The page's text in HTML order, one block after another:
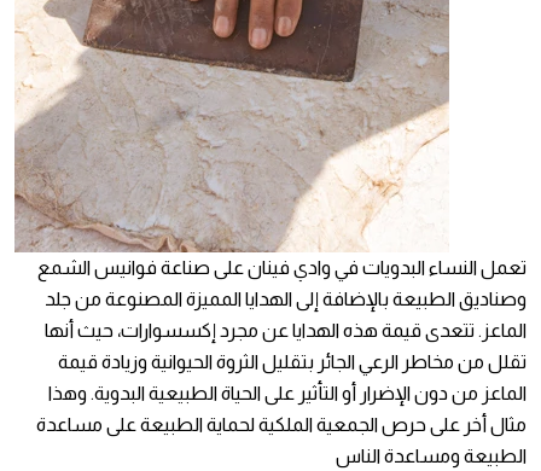
تعمل النساء البدويات في وادي فينان على صناعة فوانيس الشمع
وصناديق الطبيعة بالإضافة إلى الهدايا المميزة المصنوعة من جلد
الماعز. تتعدى قيمة هذه الهدايا عن مجرد إكسسوارات، حيث أنها
تقلل من مخاطر الرعي الجائر بتقليل الثروة الحيوانية وزيادة قيمة
الماعز من دون الإضرار أو التأثير على الحياة الطبيعية البدوية. وهذا
مثال أخر على حرص الجمعية الملكية لحماية الطبيعة على مساعدة
الطبيعة ومساعدة الناس